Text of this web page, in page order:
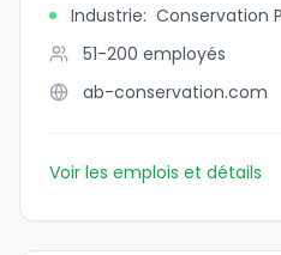
Industrie: Conservation
51-200 employés
ab-conservation.com
Voir les emplois et détails